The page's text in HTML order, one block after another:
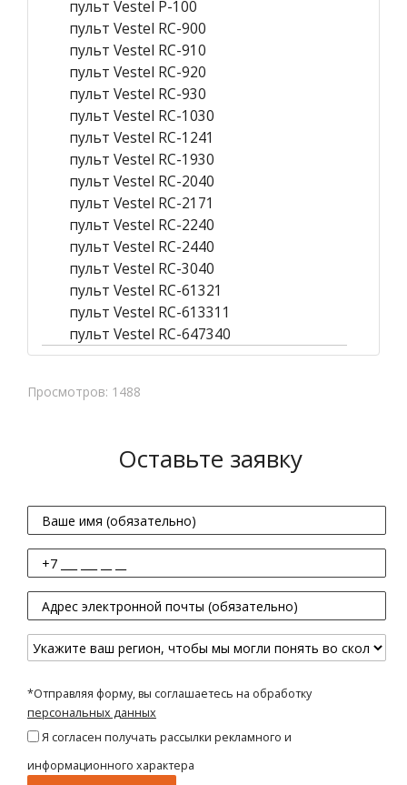
пульт Vestel P-100
пульт Vestel RC-900
пульт Vestel RC-910
пульт Vestel RC-920
пульт Vestel RC-930
пульт Vestel RC-1030
пульт Vestel RC-1241
пульт Vestel RC-1930
пульт Vestel RC-2040
пульт Vestel RC-2171
пульт Vestel RC-2240
пульт Vestel RC-2440
пульт Vestel RC-3040
пульт Vestel RC-61321
пульт Vestel RC-613311
пульт Vestel RC-647340
Просмотров: 1488
Оставьте заявку
*Отправляя форму, вы соглашаетесь на обработку
персональных данных
Я согласен получать рассылки рекламного и
информационного характера